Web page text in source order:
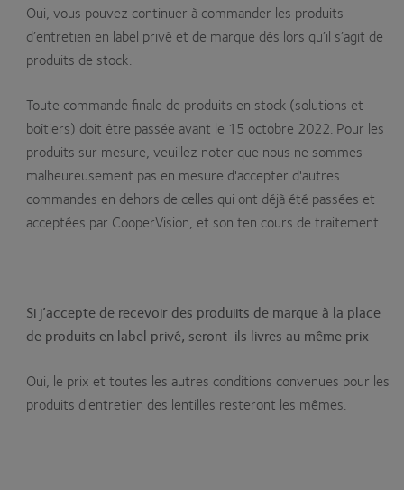
Oui, vous pouvez continuer à commander les produits
d’entretien en label privé et de marque dès lors qu’il s’agit de
produits de stock.
Toute commande finale de produits en stock (solutions et
boîtiers) doit être passée avant le 15 octobre 2022. Pour les
produits sur mesure, veuillez noter que nous ne sommes
malheureusement pas en mesure d'accepter d'autres
commandes en dehors de celles qui ont déjà été passées et
acceptées par CooperVision, et son ten cours de traitement.
Si j’accepte de recevoir des produiits de marque à la place
de produits en label privé, seront-ils livres au même prix
Oui, le prix et toutes les autres conditions convenues pour les
produits d'entretien des lentilles resteront les mêmes.